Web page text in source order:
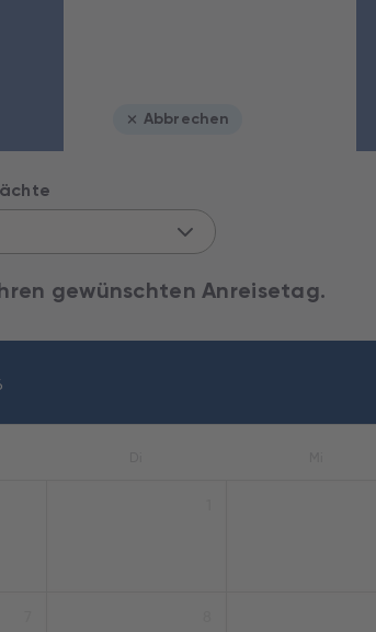
Abbrechen
gewünschten Anreisetag.